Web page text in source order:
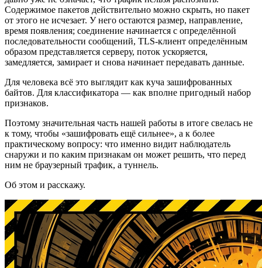
Содержимое пакетов действительно можно скрыть, но пакет
от этого не исчезает. У него остаются размер, направление,
время появления; соединение начинается с определённой
последовательности сообщений, TLS-клиент определённым
образом представляется серверу, поток ускоряется,
замедляется, замирает и снова начинает передавать данные.
Для человека всё это выглядит как куча зашифрованных
байтов. Для классификатора — как вполне пригодный набор
признаков.
Поэтому значительная часть нашей работы в итоге свелась не
к тому, чтобы «зашифровать ещё сильнее», а к более
практическому вопросу: что именно видит наблюдатель
снаружи и по каким признакам он может решить, что перед
ним не браузерный трафик, а туннель.
Об этом и расскажу.